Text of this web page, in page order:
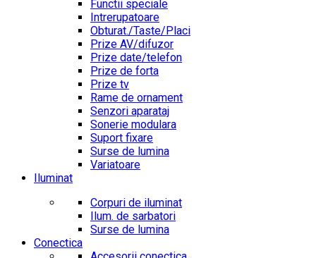
Functii speciale
Intrerupatoare
Obturat./Taste/Placi
Prize AV/difuzor
Prize date/telefon
Prize de forta
Prize tv
Rame de ornament
Senzori aparataj
Sonerie modulara
Suport fixare
Surse de lumina
Variatoare
Iluminat
Corpuri de iluminat
Ilum. de sarbatori
Surse de lumina
Conectica